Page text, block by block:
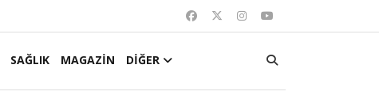
SAĞLIK MAGAZİN DİĞER